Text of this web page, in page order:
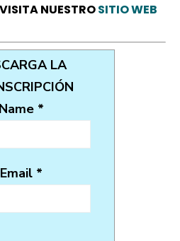
NUESTROSITIO WEB
LA
Name *
Email *